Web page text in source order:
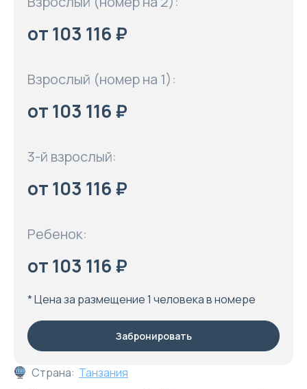
Страна: Танзания
от 103 116 ₽
Взрослый (номер на 1):
от 103 116 ₽
3-й взрослый:
от 103 116 ₽
Ребенок:
от 103 116 ₽
* Цена за размещение 1 человека в номере
Забронировать